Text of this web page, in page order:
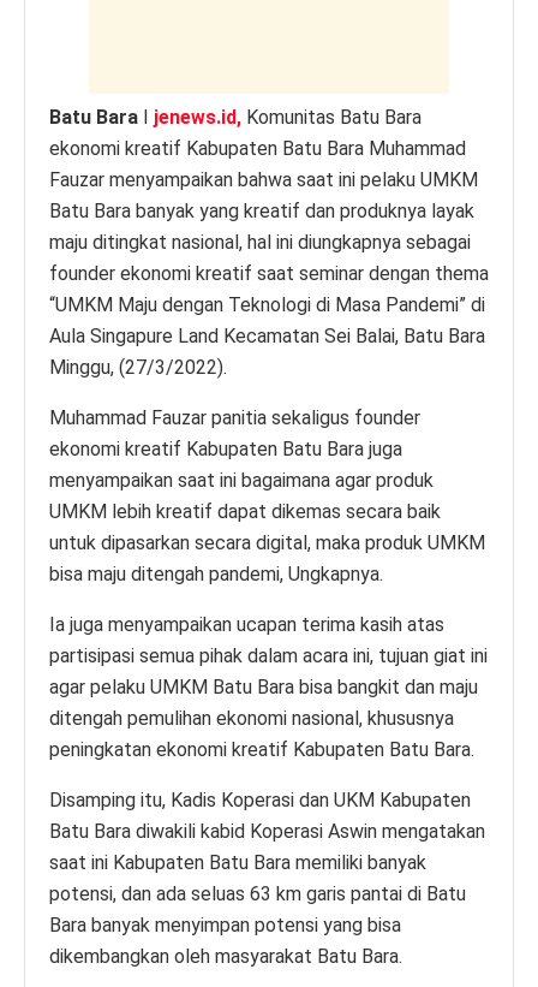
Batu Bara I jenews.id, Komunitas Batu Bara
ekonomi kreatif Kabupaten Batu Bara Muhammad
Fauzar menyampaikan bahwa saat ini pelaku UMKM
Batu Bara banyak yang kreatif dan produknya layak
maju ditingkat nasional, hal ini diungkapnya sebagai
founder ekonomi kreatif saat seminar dengan thema
“UMKM Maju dengan Teknologi di Masa Pandemi” di
Aula Singapure Land Kecamatan Sei Balai, Batu Bara
Minggu, (27/3/2022).
Muhammad Fauzar panitia sekaligus founder
ekonomi kreatif Kabupaten Batu Bara juga
menyampaikan saat ini bagaimana agar produk
UMKM lebih kreatif dapat dikemas secara baik
untuk dipasarkan secara digital, maka produk UMKM
bisa maju ditengah pandemi, Ungkapnya.
Ia juga menyampaikan ucapan terima kasih atas
partisipasi semua pihak dalam acara ini, tujuan giat ini
agar pelaku UMKM Batu Bara bisa bangkit dan maju
ditengah pemulihan ekonomi nasional, khususnya
peningkatan ekonomi kreatif Kabupaten Batu Bara.
Disamping itu, Kadis Koperasi dan UKM Kabupaten
Batu Bara diwakili kabid Koperasi Aswin mengatakan
saat ini Kabupaten Batu Bara memiliki banyak
potensi, dan ada seluas 63 km garis pantai di Batu
Bara banyak menyimpan potensi yang bisa
dikembangkan oleh masyarakat Batu Bara.